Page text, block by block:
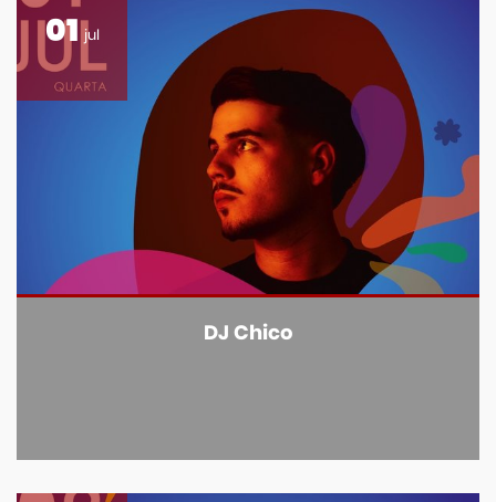
01 jul
DJ Chico